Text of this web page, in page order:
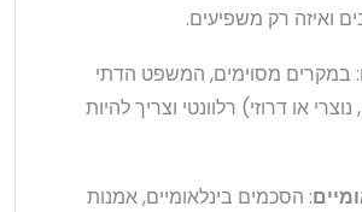
ואיזה רק משפיעים.
: במקרים מסוימים, המשפט הדתי
או דרוזי) רלוונטי וצריך להיות
: הסכמים בינלאומיים, אמנות